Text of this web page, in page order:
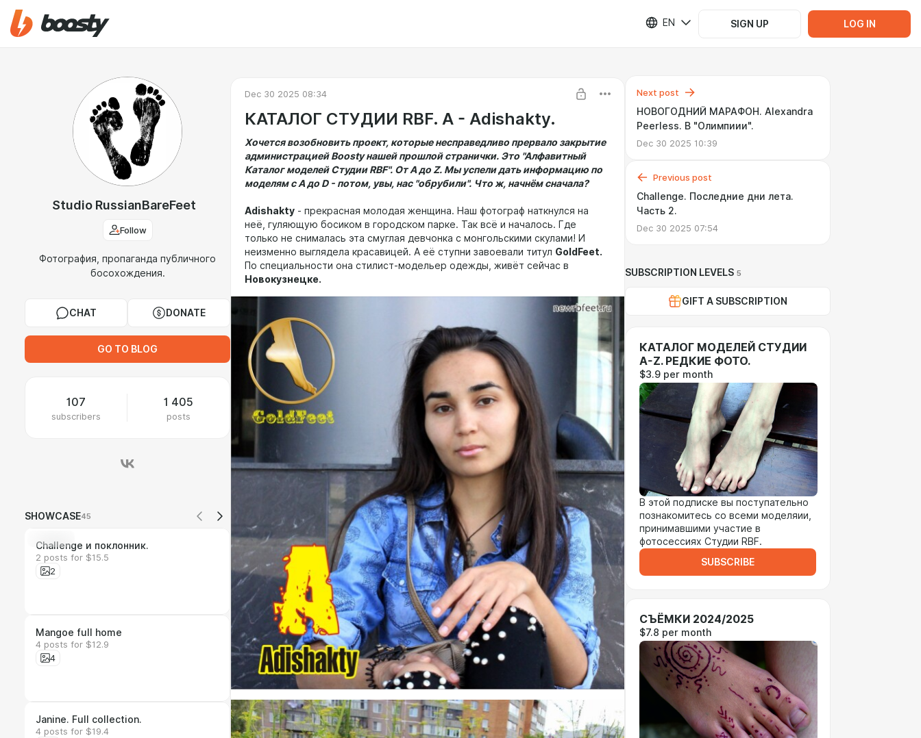
EN SIGN UP LOG IN
Studio RussianBareFeet
Follow
Фотография, пропаганда публичного
босохождения.
CHAT DONATE
GO TO BLOG
107
subscribers
1 405
posts
SHOWCASE45
Challenge и поклонник.
2 posts for $15.5
2
Mangoe full home
4 posts for $12.9
4
Janine. Full collection.
4 posts for $19.4
Dec 30 2025 08:34
КАТАЛОГ СТУДИИ RBF. А - Adishakty.
Хочется возобновить проект, которые несправедливо прервало закрытие
администрацией Boosty нашей прошлой странички. Это "Алфавитный
Каталог моделей Студии RBF". От А до Z. Мы успели дать информацию по
моделям с А до D - потом, увы, нас "обрубили". Что ж, начнём сначала?
Adishakty - прекрасная молодая женщина. Наш фотограф наткнулся на
неё, гуляющую босиком в городском парке. Так всё и началось. Где
только не снималась эта смуглая девчонка с монгольскими скулами! И
неизменно выглядела красавицей. А её ступни завоевали титул GoldFeet.
По специальности она стилист-модельер одежды, живёт сейчас в
Новокузнецке.
Next post
НОВОГОДНИЙ МАРАФОН. Alexandra
Peerless. В "Олимпиии".
Dec 30 2025 10:39
Previous post
Challenge. Последние дни лета.
Часть 2.
Dec 30 2025 07:54
SUBSCRIPTION LEVELS 5
GIFT A SUBSCRIPTION
КАТАЛОГ МОДЕЛЕЙ СТУДИИ
A-Z. РЕДКИЕ ФОТО.
$3.9 per month
В этой подписке вы поступательно
познакомитесь со всеми моделяии,
принимавшими участие в
фотосессиях Студии RBF.
SUBSCRIBE
СЪЁМКИ 2024/2025
$7.8 per month